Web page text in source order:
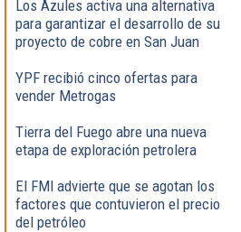
Los Azules activa una alternativa
para garantizar el desarrollo de su
proyecto de cobre en San Juan
YPF recibió cinco ofertas para
vender Metrogas
Tierra del Fuego abre una nueva
etapa de exploración petrolera
El FMI advierte que se agotan los
factores que contuvieron el precio
del petróleo